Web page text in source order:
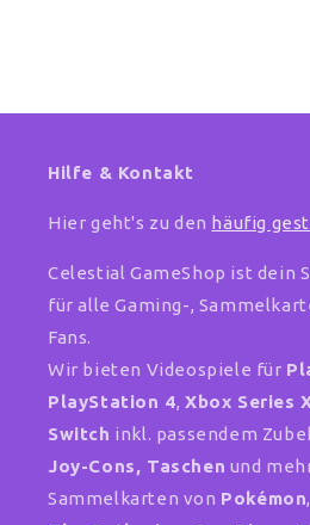
Hilfe & Kontakt
Hier geht's zu den häufig
Celestial GameShop ist dein
für alle Gaming-,
Fans.
Wir bieten Videospiele für
PlayStation 4,Xbox Series
Switch inkl. passendem
Joy-Cons, Taschen und
Sammelkarten von Pokémon,